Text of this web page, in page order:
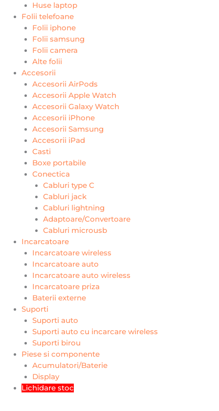
Huse laptop
Folii telefoane
Folii iphone
Folii samsung
Folii camera
Alte folii
Accesorii
Accesorii AirPods
Accesorii Apple Watch
Accesorii Galaxy Watch
Accesorii iPhone
Accesorii Samsung
Accesorii iPad
Casti
Boxe portabile
Conectica
Cabluri type C
Cabluri jack
Cabluri lightning
Adaptoare/Convertoare
Cabluri microusb
Incarcatoare
Incarcatoare wireless
Incarcatoare auto
Incarcatoare auto wireless
Incarcatoare priza
Baterii externe
Suporti
Suporti auto
Suporti auto cu incarcare wireless
Suporti birou
Piese si componente
Acumulatori/Baterie
Display
Lichidare stoc